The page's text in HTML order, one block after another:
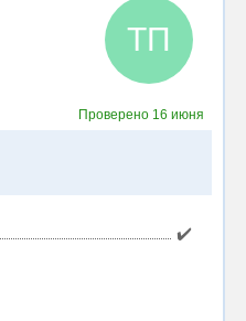
ТП
Проверено 16 июня
✔️